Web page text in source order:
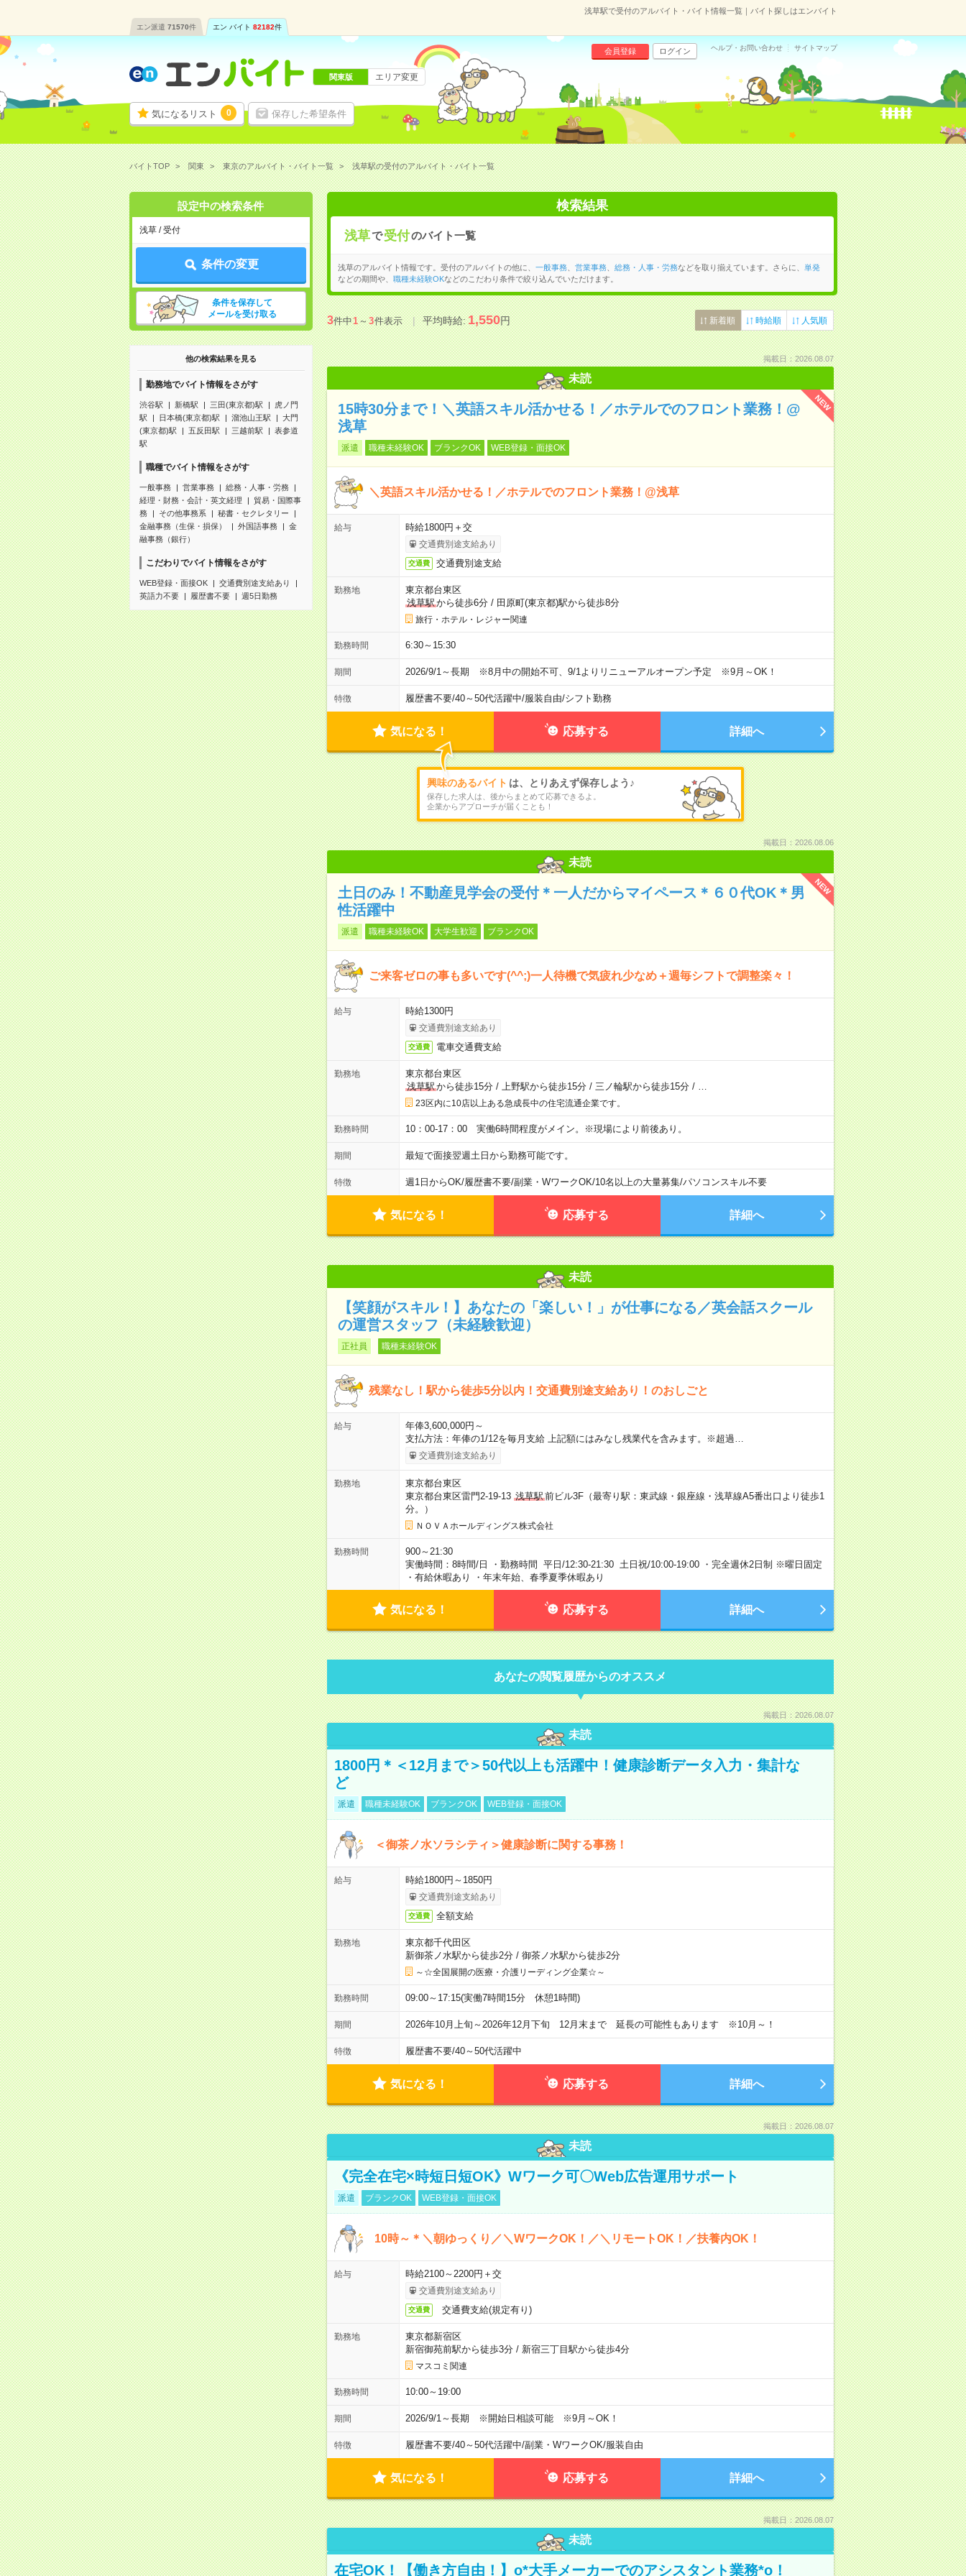
浅草駅で受付のアルバイト・バイト情報一覧｜バイト探しはエンバイト
エン派遣 71570件 エン バイト 82182件
気になるリスト 0 保存した希望条件
会員登録 ログイン ヘルプ・お問い合わせ サイトマップ
関東版 エリア変更
バイトTOP 関東 東京のアルバイト・バイト一覧 浅草駅の受付のアルバイト・バイト一覧
設定中の検索条件
浅草 / 受付
条件の変更
条件を保存して
メールを受け取る
他の検索結果を見る
勤務地でバイト情報をさがす
渋谷駅 新橋駅 三田(東京都)駅
虎ノ門
駅
日本橋(東京都)駅 溜池山王駅
大門
(東京都)駅
五反田駅 三越前駅
表参道
駅
職種でバイト情報をさがす
一般事務 営業事務
総務・人事・労務
経理・財務・会計・英文経理
貿易・国際事
務
その他事務系
秘書・セクレタリー
金融事務（生保・損保）
外国語事務
金
融事務（銀行）
こだわりでバイト情報をさがす
WEB登録・面接OK
交通費別途支給あり
英語力不要
履歴書不要 週5日勤務
検索結果
浅草で 受付のバイト一覧
浅草のアルバイト情報です。受付のアルバイトの他に、 一般事務、 営業事務、 総務・人事・労務などを取り揃えています。さらに、
単発
などの期間や、 職種未経験OKなどのこだわり条件で絞り込んでいただけます。
3件中1～3件表示 平均時給:1,550円 新着順 時給順 人気順
掲載日：2026.08.07
未読
NEW
15時30分まで！＼英語スキル活かせる！／ホテルでのフロント業務！@
浅草
派遣 職種未経験OK ブランクOK WEB登録・面接OK
＼英語スキル活かせる！／ホテルでのフロント業務！@浅草
給与 時給1800円＋交
交通費別途支給あり
交通費 交通費別途支給
勤務地
東京都台東区
浅草駅から徒歩6分/ 田原町(東京都)駅から徒歩8分
旅行・ホテル・レジャー関連
勤務時間 6:30～15:30
期間 2026/9/1～長期 ※8月中の開始不可、9/1よりリニューアルオープン予定 ※9月～OK！
特徴 履歴書不要/40～50代活躍中/服装自由/シフト勤務
気になる！ 応募する 詳細へ
興味のあるバイト は、とりあえず保存しよう♪
保存した求人は、後からまとめて応募できるよ。
企業からアプローチが届くことも！
掲載日：2026.08.06
未読
NEW
土日のみ！不動産見学会の受付＊一人だからマイペース＊６０代OK＊男
性活躍中
派遣 職種未経験OK 大学生歓迎 ブランクOK
ご来客ゼロの事も多いです(^^;)一人待機で気疲れ少なめ＋週毎シフトで調整楽々！
給与 時給1300円
交通費別途支給あり
交通費 電車交通費支給
勤務地
東京都台東区
浅草駅から徒歩15分/ 上野駅から徒歩15分/ 三ノ輪駅から徒歩15分/
23区内に10店以上ある急成長中の住宅流通企業です。
勤務時間 10：00-17：00 実働6時間程度がメイン。※現場により前後あり。
期間 最短で面接翌週土日から勤務可能です。
特徴 週1日からOK/履歴書不要/副業・WワークOK/10名以上の大量募集/パソコンスキル不要
気になる！ 応募する 詳細へ
未読
【笑顔がスキル！】あなたの「楽しい！」が仕事になる／英会話スクール
の運営スタッフ（未経験歓迎）
正社員 職種未経験OK
残業なし！駅から徒歩5分以内！交通費別途支給あり！のおしごと
給与
年俸3,600,000円～
支払方法：年俸の1/12を毎月支給 上記額にはみなし残業代を含みます。※超過…
交通費別途支給あり
勤務地
東京都台東区
東京都台東区雷門2-19-13 浅草駅前ビル3F（最寄り駅：東武線・銀座線・浅草線A5番出口より徒歩1
分。）
ＮＯＶＡホールディングス株式会社
勤務時間
900～21:30
実働時間：8時間/日 ・勤務時間 平日/12:30-21:30 土日祝/10:00-19:00 ・完全週休2日制 ※曜日固定
・有給休暇あり ・年末年始、春季夏季休暇あり
気になる！ 応募する 詳細へ
あなたの閲覧履歴からのオススメ
掲載日：2026.08.07
未読
1800円＊＜12月まで＞50代以上も活躍中！健康診断データ入力・集計な
ど
派遣 職種未経験OK ブランクOK WEB登録・面接OK
＜御茶ノ水ソラシティ＞健康診断に関する事務！
給与 時給1800円～1850円
交通費別途支給あり
交通費 全額支給
勤務地
東京都千代田区
新御茶ノ水駅から徒歩2分/ 御茶ノ水駅から徒歩2分
～☆全国展開の医療・介護リーディング企業☆～
勤務時間 09:00～17:15(実働7時間15分 休憩1時間)
期間 2026年10月上旬～2026年12月下旬 12月末まで 延長の可能性もあります ※10月～！
特徴 履歴書不要/40～50代活躍中
気になる！ 応募する 詳細へ
掲載日：2026.08.07
未読
《完全在宅×時短日短OK》Wワーク可〇Web広告運用サポート
派遣 ブランクOK WEB登録・面接OK
10時～＊＼朝ゆっくり／＼WワークOK！／＼リモートOK！／扶養内OK！
給与 時給2100～2200円＋交
交通費別途支給あり
交通費 交通費支給(規定有り)
勤務地
東京都新宿区
新宿御苑前駅から徒歩3分/ 新宿三丁目駅から徒歩4分
マスコミ関連
勤務時間 10:00～19:00
期間 2026/9/1～長期 ※開始日相談可能 ※9月～OK！
特徴 履歴書不要/40～50代活躍中/副業・WワークOK/服装自由
気になる！ 応募する 詳細へ
掲載日：2026.08.07
未読
在宅OK！【働き方自由！】o*大手メーカーでのアシスタント業務*o！